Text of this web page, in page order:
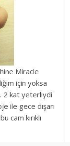
Miracle
için yoksa
2 kat yeterliydi
ile gece dışarı
cam kırıklı